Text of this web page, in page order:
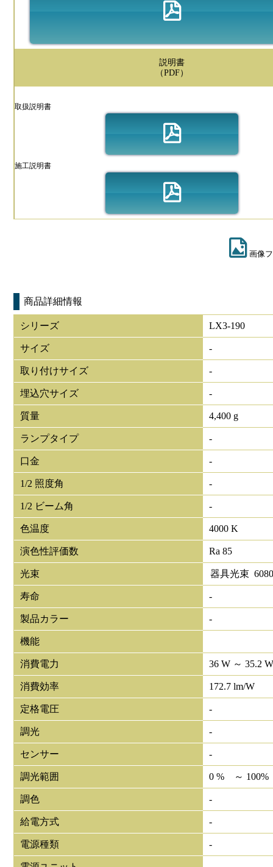
説明書
（PDF）
取扱説明書
施工説明書
画像
商品詳細情報
シリーズ LX3-190
サイズ -
取り付けサイズ -
埋込穴サイズ -
質量 4,400 g
ランプタイプ -
口金 -
1/2 照度角 -
1/2 ビーム角 -
色温度 4000 K
演色性評価数 Ra 85
光束 器具光束
寿命 -
製品カラー -
機能
消費電力 36 W ～ 35.2
消費効率 172.7 lm/W
定格電圧 -
調光 -
センサー -
調光範囲 0 % ～ 100%
調色 -
給電方式 -
電源種類 -